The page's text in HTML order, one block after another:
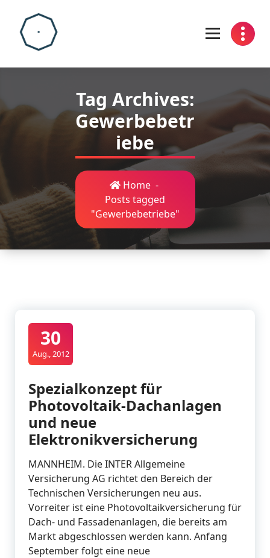
content
Tag Archives:
Gewerbebetr
iebe
Home-
Posts tagged
"Gewerbebetriebe"
30
Aug., 2012
Spezialkonzept für
Photovoltaik-Dachanlagen
und neue
Elektronikversicherung
MANNHEIM. Die INTER Allgemeine
Versicherung AG richtet den Bereich der
Technischen Versicherungen neu aus.
Vorreiter ist eine Photovoltaikversicherung für
Dach- und Fassadenanlagen, die bereits am
Markt abgeschlossen werden kann. Anfang
September folgt eine neue